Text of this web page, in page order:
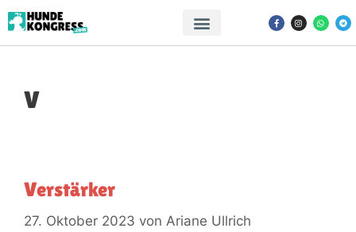
V
Verstärker
27. Oktober 2023 von Ariane Ullrich